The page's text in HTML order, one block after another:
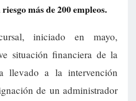
más de 200 empleos.
iniciado en mayo,
situación financiera de la
llevado a la intervención
de un administrador